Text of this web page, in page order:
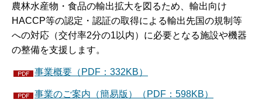
農林水産物・食品の輸出拡大を図るため、輸出向け
HACCP等の認定・認証の取得による輸出先国の規制等
への対応（交付率2分の1以内）に必要となる施設や機器
の整備を支援します。
事業概要（PDF：332KB）
事業のご案内（簡易版）（PDF：598KB）